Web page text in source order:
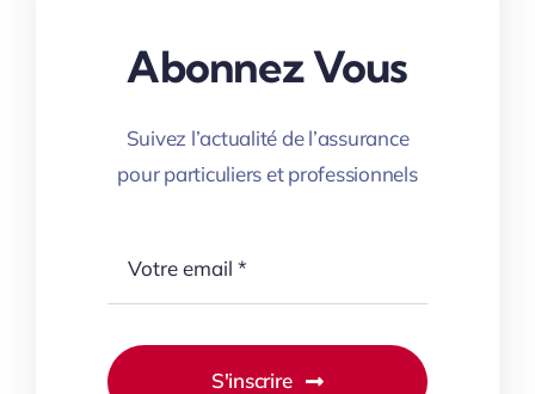
Abonnez Vous
Suivez l’actualité de l’assurance
pour particuliers et professionnels
S'inscrire